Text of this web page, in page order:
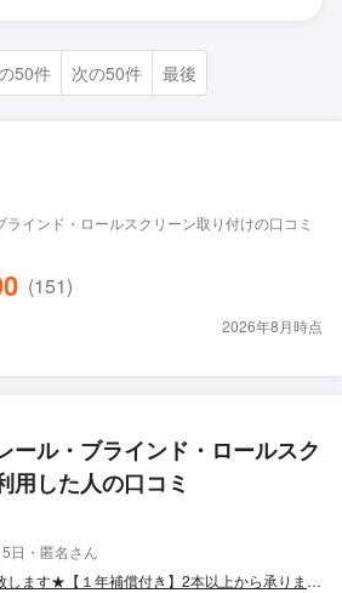
50件 次の50件 最後
インド・ロールスクリーン取り付けの口コミ
(151)
2026年8月時点
ール・ブラインド・ロールスク
用した人の口コミ
日・匿名さん
★取り付けのプロがお伺い致します★【１年補償付き】2本以上から承ります！